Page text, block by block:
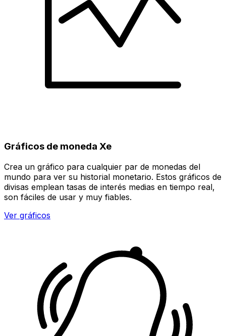
Gráficos de moneda Xe
Crea un gráfico para cualquier par de monedas del
mundo para ver su historial monetario. Estos gráficos de
divisas emplean tasas de interés medias en tiempo real,
son fáciles de usar y muy fiables.
Ver gráficos